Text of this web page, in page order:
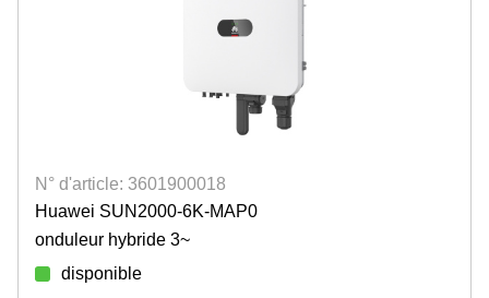
N° d'article: 3601900018
Huawei SUN2000-6K-MAP0
onduleur hybride 3~
disponible